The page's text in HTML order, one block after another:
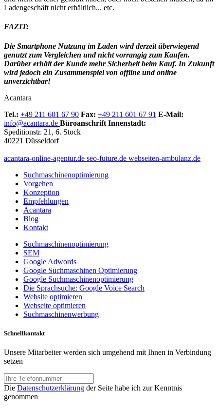
Ladengeschäft nicht erhältlich... etc.
FAZIT:
Die Smartphone Nutzung im Laden wird derzeit überwiegend
genutzt zum Vergleichen und nicht vorrangig zum Kaufen.
Darüber erhält der Kunde mehr Sicherheit beim Kauf. In Zukunft
wird jedoch ein Zusammenspiel von offline und online
unverzichtbar!
Acantara
Tel.: +49 211 601 67 90 Fax: +49 211 601 67 91 E-Mail:
info@acantara.de Büroanschrift Innenstadt:
Speditionstr. 21, 6. Stock
40221 Düsseldorf
acantara-online-agentur.de seo-future.de webseiten-ambulanz.de
Suchmaschinenoptimierung
Vorgehen
Konzeption
Empfehlungen
Acantara
Blog
Kontakt
Suchmaschinenoptimierung
SEM
Google Adwords
Google Suchmaschinen Optimierung
Google Suchmaschinenoptimierung
Die Sprachsuche: Google Voice Search
Website optimieren
Webseite optimieren
Suchmaschinenwerbung
Schnellkontakt
Unsere Mitarbeiter werden sich umgehend mit Ihnen in Verbindung
setzen
Die Datenschutzerklärung der Seite habe ich zur Kenntnis
genommen